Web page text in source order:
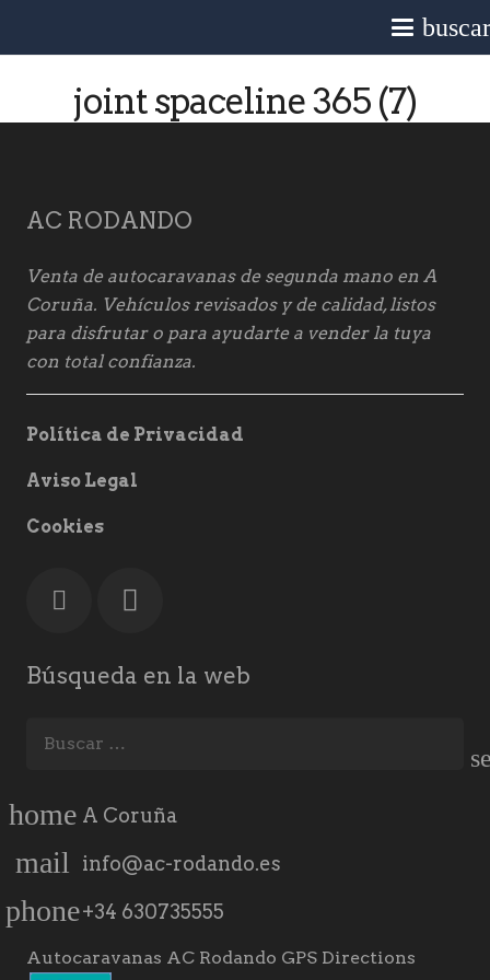
joint spaceline 365 (7)
AC RODANDO
Venta de autocaravanas de segunda mano en A
Coruña. Vehículos revisados y de calidad, listos
para disfrutar o para ayudarte a vender la tuya
con total confianza.
Política de Privacidad
Aviso Legal
Cookies
Búsqueda en la web
home A Coruña
mail info@ac-rodando.es
phone+34 630735555
Autocaravanas AC Rodando GPS Directions